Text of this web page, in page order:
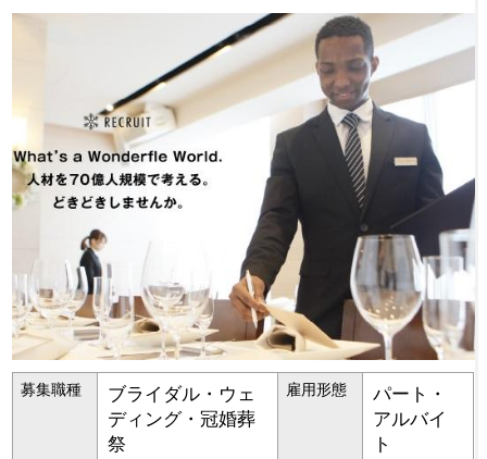
募集職種
ブライダル・ウェ
ディング・冠婚葬
祭
雇用形態
パート・
アルバイ
ト